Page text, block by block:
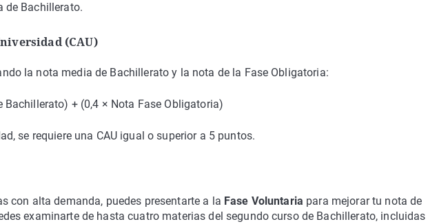
de Bachillerato.
(CAU)
la nota media de Bachillerato y la nota de la Fase Obligatoria:
Bachillerato) + (0,4 × Nota Fase Obligatoria)
se requiere una CAU igual o superior a 5 puntos.
con alta demanda, puedes presentarte a la Fase Voluntaria para mejorar tu nota de
examinarte de hasta cuatro materias del segundo curso de Bachillerato, incluidas